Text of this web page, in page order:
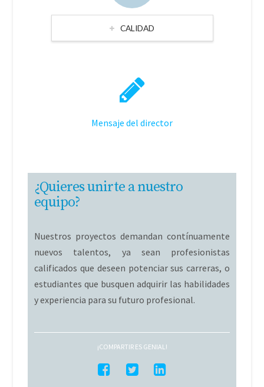
CALIDAD
Mensaje del director
¿Quieres unirte a nuestro
equipo?
Nuestros proyectos demandan contínuamente
nuevos talentos, ya sean profesionistas
calificados que deseen potenciar sus carreras, o
estudiantes que busquen adquirir las habilidades
y experiencia para su futuro profesional.
¡COMPARTIR ES GENIAL!